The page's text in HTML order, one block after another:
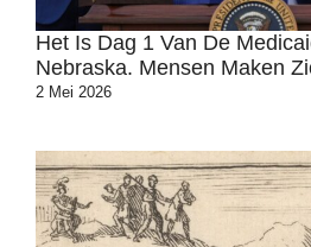
Het Is Dag 1 Van De
Nebraska. Mensen Maken
2 Mei 2026